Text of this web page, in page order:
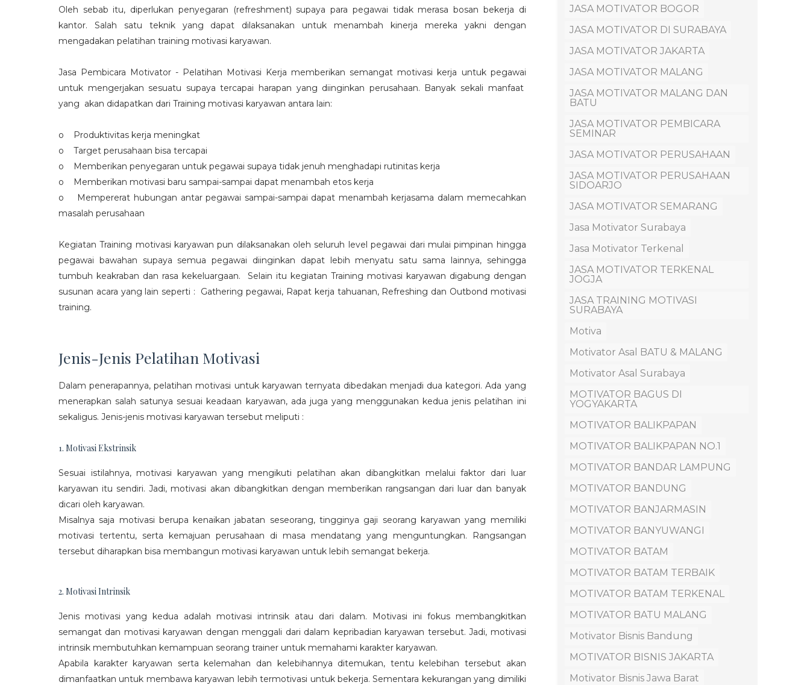
Oleh sebab itu, diperlukan penyegaran (refreshment) supaya para pegawai tidak merasa bosan bekerja di
kantor. Salah satu teknik yang dapat dilaksanakan untuk menambah kinerja mereka yakni dengan
mengadakan pelatihan training motivasi karyawan.
Jasa Pembicara Motivator - Pelatihan Motivasi Kerja memberikan semangat motivasi kerja untuk pegawai
untuk mengerjakan sesuatu supaya tercapai harapan yang diinginkan perusahaan. Banyak sekali manfaat
yang akan didapatkan dari Training motivasi karyawan antara lain:
o Produktivitas kerja meningkat
o Target perusahaan bisa tercapai
o Memberikan penyegaran untuk pegawai supaya tidak jenuh menghadapi rutinitas kerja
o Memberikan motivasi baru sampai-sampai dapat menambah etos kerja
o Mempererat hubungan antar pegawai sampai-sampai dapat menambah kerjasama dalam memecahkan
masalah perusahaan
Kegiatan Training motivasi karyawan pun dilaksanakan oleh seluruh level pegawai dari mulai pimpinan hingga
pegawai bawahan supaya semua pegawai diinginkan dapat lebih menyatu satu sama lainnya, sehingga
tumbuh keakraban dan rasa kekeluargaan. Selain itu kegiatan Training motivasi karyawan digabung dengan
susunan acara yang lain seperti : Gathering pegawai, Rapat kerja tahuanan, Refreshing dan Outbond motivasi
training.
Jenis-Jenis Pelatihan Motivasi
Dalam penerapannya, pelatihan motivasi untuk karyawan ternyata dibedakan menjadi dua kategori. Ada yang
menerapkan salah satunya sesuai keadaan karyawan, ada juga yang menggunakan kedua jenis pelatihan ini
sekaligus. Jenis-jenis motivasi karyawan tersebut meliputi :
1. Motivasi Ekstrinsik
Sesuai istilahnya, motivasi karyawan yang mengikuti pelatihan akan dibangkitkan melalui faktor dari luar
karyawan itu sendiri. Jadi, motivasi akan dibangkitkan dengan memberikan rangsangan dari luar dan banyak
dicari oleh karyawan.
Misalnya saja motivasi berupa kenaikan jabatan seseorang, tingginya gaji seorang karyawan yang memiliki
motivasi tertentu, serta kemajuan perusahaan di masa mendatang yang menguntungkan. Rangsangan
tersebut diharapkan bisa membangun motivasi karyawan untuk lebih semangat bekerja.
2. Motivasi Intrinsik
Jenis motivasi yang kedua adalah motivasi intrinsik atau dari dalam. Motivasi ini fokus membangkitkan
semangat dan motivasi karyawan dengan menggali dari dalam kepribadian karyawan tersebut. Jadi, motivasi
intrinsik membutuhkan kemampuan seorang trainer untuk memahami karakter karyawan.
Apabila karakter karyawan serta kelemahan dan kelebihannya ditemukan, tentu kelebihan tersebut akan
dimanfaatkan untuk membawa karyawan lebih termotivasi untuk bekerja. Sementara kekurangan yang dimiliki
JASA MOTIVATOR BOGOR
JASA MOTIVATOR DI SURABAYA
JASA MOTIVATOR JAKARTA
JASA MOTIVATOR MALANG
JASA MOTIVATOR MALANG DAN
BATU
JASA MOTIVATOR PEMBICARA
SEMINAR
JASA MOTIVATOR PERUSAHAAN
JASA MOTIVATOR PERUSAHAAN
SIDOARJO
JASA MOTIVATOR SEMARANG
Jasa Motivator Surabaya
Jasa Motivator Terkenal
JASA MOTIVATOR TERKENAL
JOGJA
JASA TRAINING MOTIVASI
SURABAYA
Motiva
Motivator Asal BATU & MALANG
Motivator Asal Surabaya
MOTIVATOR BAGUS DI
YOGYAKARTA
MOTIVATOR BALIKPAPAN
MOTIVATOR BALIKPAPAN NO.1
MOTIVATOR BANDAR LAMPUNG
MOTIVATOR BANDUNG
MOTIVATOR BANJARMASIN
MOTIVATOR BANYUWANGI
MOTIVATOR BATAM
MOTIVATOR BATAM TERBAIK
MOTIVATOR BATAM TERKENAL
MOTIVATOR BATU MALANG
Motivator Bisnis Bandung
MOTIVATOR BISNIS JAKARTA
Motivator Bisnis Jawa Barat